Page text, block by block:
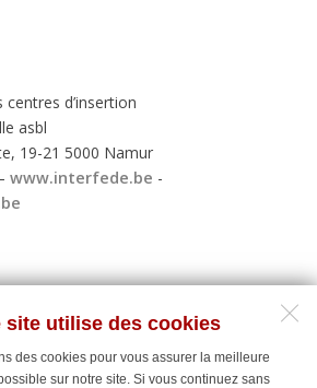
site utilise des cookies
des cookies pour vous assurer la meilleure
sur notre site. Si vous continuez sans
d’insertion
asbl
19-21 5000 Namur
www.interfede.be -
des données personnelles